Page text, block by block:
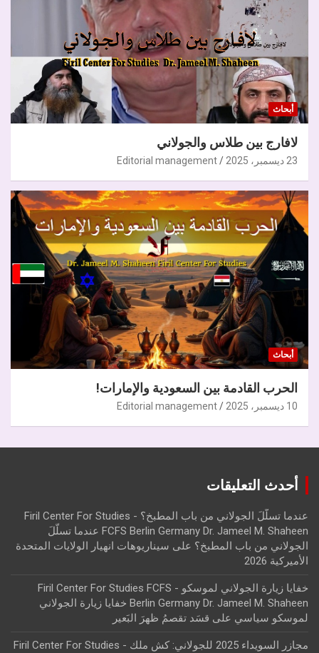
أبحاث
لافارج بين طلاس والجولاني
23 ديسمبر، 2025 Editorial management
أبحاث
الحرب القادمة بين السعودية والإمارات!
10 ديسمبر، 2025 Editorial management
أحدث التعليقات
عندما تسلّلَ الجولاني من باب المطبخ؟ - Firil Center For Studies
FCFS Berlin Germany Dr. Jameel M. Shaheen عندما تسلّلَ
الجولاني من باب المطبخ؟ على سيناريوهات انهيار الولايات المتحدة
الأميركية 2026
خفايا زيارة الجولاني لموسكو - Firil Center For Studies FCFS
Berlin Germany Dr. Jameel M. Shaheen خفايا زيارة الجولاني
لموسكو سياسي على قسَد تقصمُ ظهرَ البَعير
مجازر السويداء 2025 للجولاني: كش ملك - Firil Center For Studies